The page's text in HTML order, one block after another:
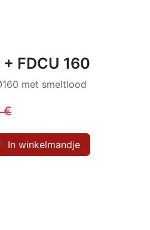
FDCU 160
met smeltlood
€
In winkelmandje